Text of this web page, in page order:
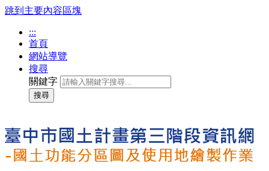
跳到主要內容區塊
:::
首頁
網站導覽
搜尋
關鍵字
搜尋